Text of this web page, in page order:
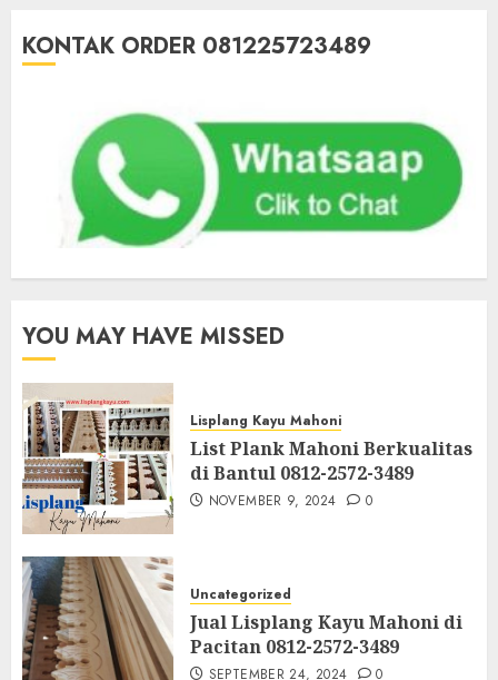
KONTAK ORDER 081225723489
YOU MAY HAVE MISSED
Lisplang Kayu Mahoni
List Plank Mahoni Berkualitas
di Bantul 0812-2572-3489
NOVEMBER 9, 2024 0
Uncategorized
Jual Lisplang Kayu Mahoni di
Pacitan 0812-2572-3489
SEPTEMBER 24, 2024 0